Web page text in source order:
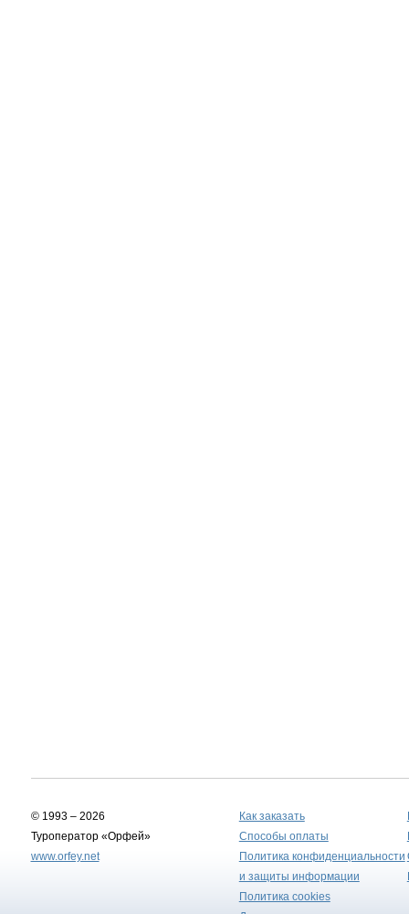
© 1993 – 2026
Туроператор «Орфей»
www.orfey.net
Как заказать
Способы оплаты
Политика конфиденциальности
и защиты информации
Политика cookies